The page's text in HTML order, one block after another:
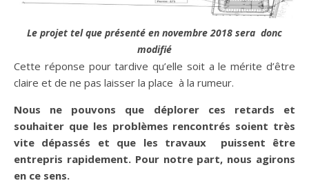
Le projet tel que présenté en novembre 2018 sera donc
modifié
Cette réponse pour tardive qu’elle soit a le mérite d’être
claire et de ne pas laisser la place à la rumeur.
Nous ne pouvons que déplorer ces retards et
souhaiter que les problèmes rencontrés soient très
vite dépassés et que les travaux puissent être
entrepris rapidement. Pour notre part, nous agirons
en ce sens.